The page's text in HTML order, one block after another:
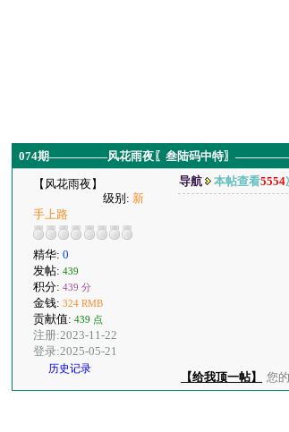
074期—————风花雨夜〖叁陆码中特〗
【风花雨夜】
级别: 新
手上路
精华:0
发帖:439
积分:439 分
金钱:324 RMB
贡献值:439 点
注册:2023-11-22
登录:2025-05-21
历史记录
导航 本帖查看5554
【给我顶一帖】 您